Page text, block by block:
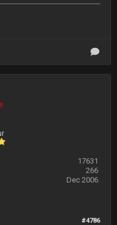
17631
266
Dec 2006
#4786